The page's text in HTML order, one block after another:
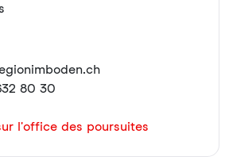
80 30
l'office des poursuites